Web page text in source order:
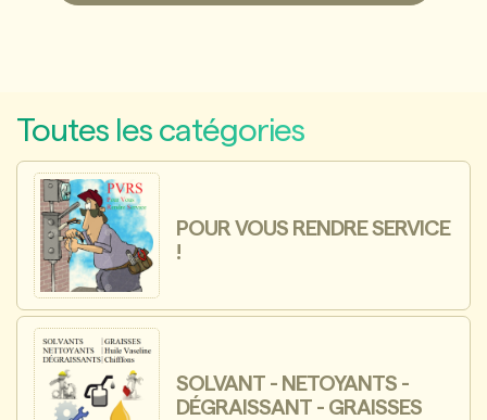
Toutes les catégories
POUR VOUS RENDRE SERVICE
!
SOLVANT - NETOYANTS -
DÉGRAISSANT - GRAISSES